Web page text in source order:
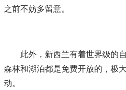
之前不妨多留意。
此外，新西兰有着世界级的自
森林和湖泊都是免费开放的，极
动。